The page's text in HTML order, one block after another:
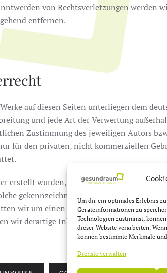
Um dir ein optimales Erlebnis
Geräteinformationen zu
Technologien zustimmst,
dieser Website verarbeiten.
können bestimmte Merkmale
Dienste verwalten
von Rechtsverletzungen werden
entfernen.
auf diesen Seiten unterliegen dem
und jede Art der Verwertung
Zustimmung des jeweiligen Autors
für den privaten, nicht kommerziellen
erstellt wurden, werden die Urheberrechte
gekennzeichnet. Sollten Sie trotzdem auf
wir um einen entsprechenden Hinweis.
wir derartige Inhalte umgehend entfernen.